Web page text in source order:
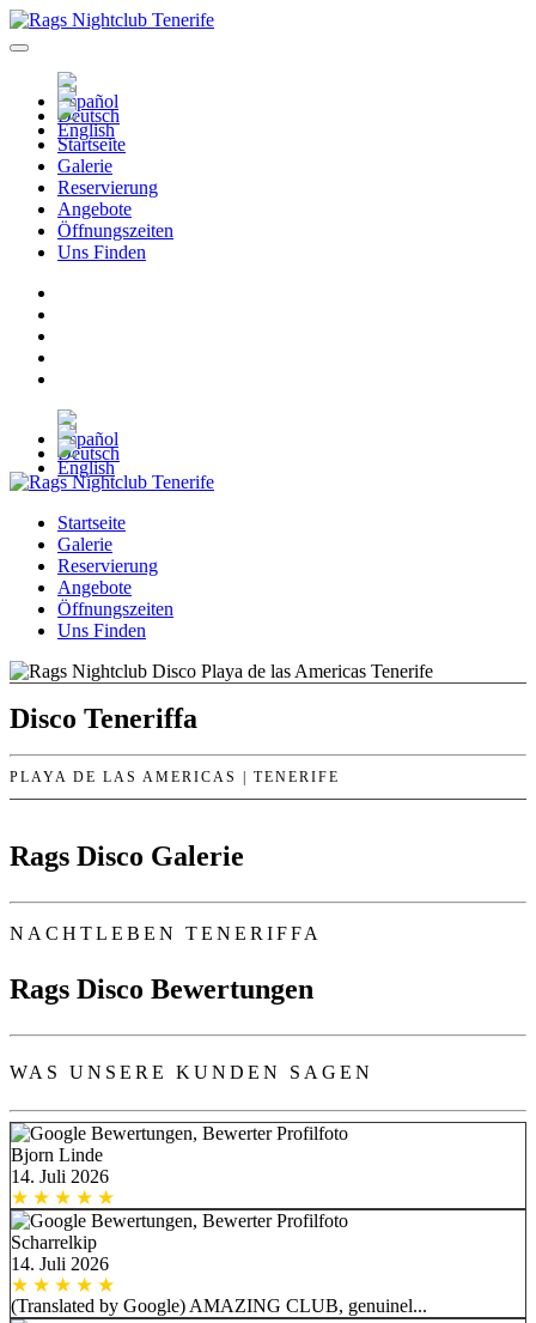
Startseite
Galerie
Reservierung
Angebote
Öffnungszeiten
Uns Finden
Startseite
Galerie
Reservierung
Angebote
Öffnungszeiten
Uns Finden
Disco Teneriffa
PLAYA DE LAS AMERICAS | TENERIFE
Rags Disco Galerie
NACHTLEBEN TENERIFFA
Rags Disco Bewertungen
WAS UNSERE KUNDEN SAGEN
Bjorn Linde
14. Juli 2026
Scharrelkip
14. Juli 2026
(Translated by Google) AMAZING CLUB, genuinel...